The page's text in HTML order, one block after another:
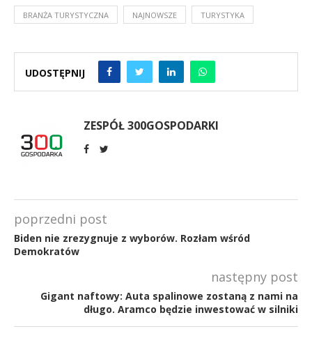
BRANŻA TURYSTYCZNA NAJNOWSZE TURYSTYKA
UDOSTĘPNIJ
ZESPÓŁ 300GOSPODARKI
poprzedni post
Biden nie zrezygnuje z wyborów. Rozłam wśród
Demokratów
następny post
Gigant naftowy: Auta spalinowe zostaną z nami na
długo. Aramco będzie inwestować w silniki